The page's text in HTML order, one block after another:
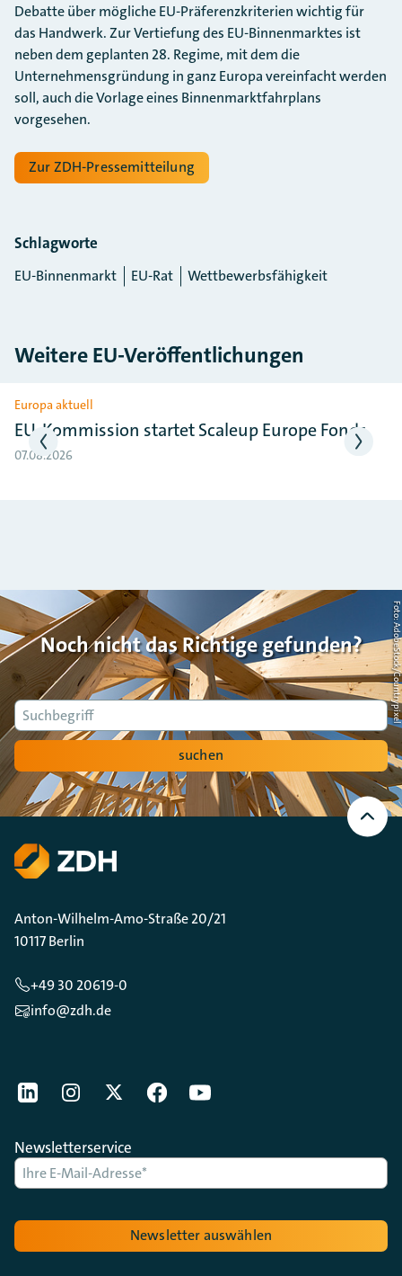
Debatte über mögliche EU-Präferenzkriterien wichtig für
das Handwerk. Zur Vertiefung des EU-Binnenmarktes ist
neben dem geplanten 28. Regime, mit dem die
Unternehmensgründung in ganz Europa vereinfacht werden
soll, auch die Vorlage eines Binnenmarktfahrplans
vorgesehen.
Zur ZDH-Pressemitteilung
Schlagworte
EU-Binnenmarkt EU-Rat Wettbewerbsfähigkeit
Weitere EU-Veröffentlichungen
Slider überspringen
Europa aktuell
EU-Kommission startet Scaleup Europe Fonds
07.08.2026
Noch nicht das Richtige gefunden?
Suche
suchen
Foto: AdobeStock/Countrypixel
Nach
oben
Scrollen
Anton-Wilhelm-Amo-Straße 20/21
10117 Berlin
+49 30 20619-0
info@zdh.de
[Der ZDH in den Sozialen Netzwerken]
LinkedIninstagramTwitterFacebookYoutube
Newsletterservice
Newsletter auswählen